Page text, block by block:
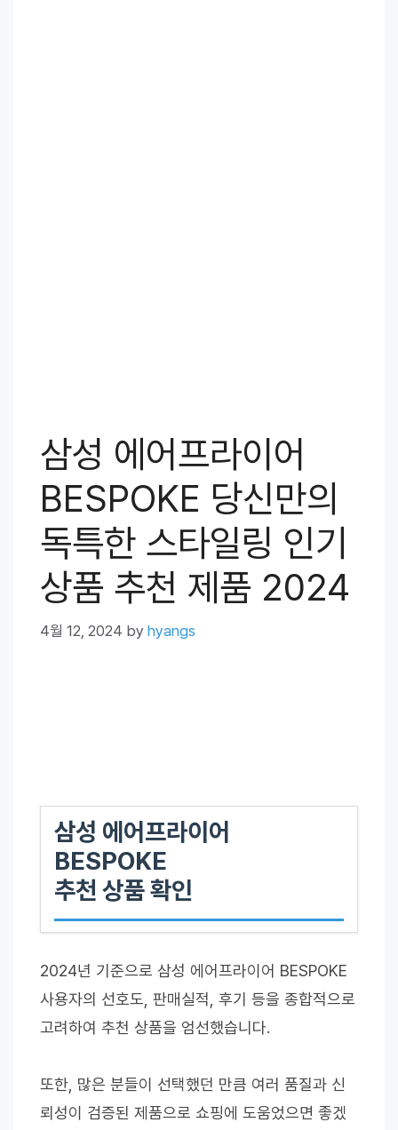
삼성 에어프라이어
BESPOKE 당신만의
독특한 스타일링 인기
상품 추천 제품 2024
4월 12, 2024 by hyangs
삼성 에어프라이어
BESPOKE
추천 상품 확인
2024년 기준으로 삼성 에어프라이어 BESPOKE
사용자의 선호도, 판매실적, 후기 등을 종합적으로
고려하여 추천 상품을 엄선했습니다.
또한, 많은 분들이 선택했던 만큼 여러 품질과 신
뢰성이 검증된 제품으로 쇼핑에 도움었으면 좋겠